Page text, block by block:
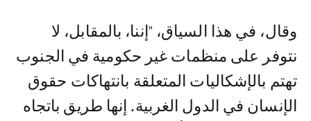
وقال، في هذا السياق، "إننا، بالمقابل، لا
نتوفر على منظمات غير حكومية في الجنوب
تهتم بالإشكاليات المتعلقة بانتهاكات حقوق
الإنسان في الدول الغربية. إنها طريق باتجاه